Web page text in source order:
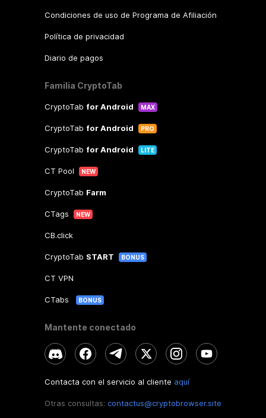
Condiciones de uso de Programa de Afiliación
Política de privacidad
Diario de pagos
Familia CryptoTab
CryptoTab for Android MAX
CryptoTab for Android PRO
CryptoTab for Android LITE
CT Pool NEW
CryptoTab Farm
CTags NEW
CB.click
CryptoTab START BONUS
CT VPN
CTabs BONUS
Mantente conectado
Contacta con el servicio al cliente aquí
Otras consultas: contactus@cryptobrowser.site